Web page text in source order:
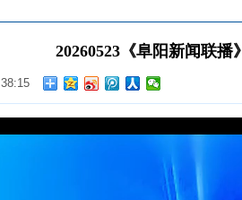
20260523《阜阳新闻联播》